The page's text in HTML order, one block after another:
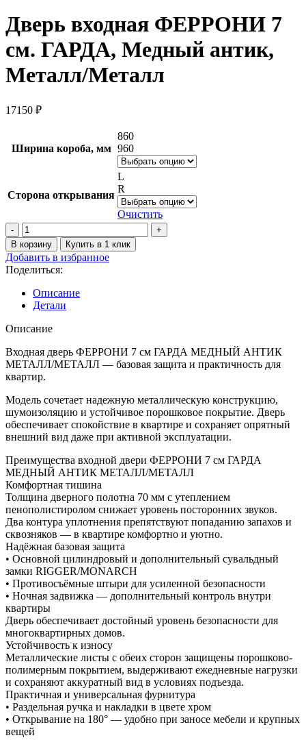
Дверь входная ФЕРРОНИ 7
см. ГАРДА, Медный антик,
Металл/Металл
17150 ₽
Ширина короба, мм
860
960
Сторона открывания
L
R
Очистить
Количество
товара
Дверь
входная
ФЕРРОНИ
7
см.
ГАРДА,
Медный
Металл/
Металл
В корзину Купить в 1 клик
Добавить в избранное
Поделиться:
Описание
Детали
Описание
Входная дверь ФЕРРОНИ 7 см ГАРДА МЕДНЫЙ АНТИК
МЕТАЛЛ/МЕТАЛЛ — базовая защита и практичность для
квартир.
Модель сочетает надежную металлическую конструкцию,
шумоизоляцию и устойчивое порошковое покрытие. Дверь
обеспечивает спокойствие в квартире и сохраняет опрятный
внешний вид даже при активной эксплуатации.
Преимущества входной двери ФЕРРОНИ 7 см ГАРДА
МЕДНЫЙ АНТИК МЕТАЛЛ/МЕТАЛЛ
Комфортная тишина
Толщина дверного полотна 70 мм с утеплением
пенополистиролом снижает уровень посторонних звуков.
Два контура уплотнения препятствуют попаданию запахов и
сквозняков — в квартире комфортно и уютно.
Надёжная базовая защита
• Основной цилиндровый и дополнительный сувальдный
замки RIGGER/MONARCH
• Противосъёмные штыри для усиленной безопасности
• Ночная задвижка — дополнительный контроль внутри
квартиры
Дверь обеспечивает достойный уровень безопасности для
многоквартирных домов.
Устойчивость к износу
Металлические листы с обеих сторон защищены порошково-
полимерным покрытием, выдерживают ежедневные нагрузки
и сохраняют аккуратный вид в условиях подъезда.
Практичная и универсальная фурнитура
• Раздельная ручка и накладки в цвете хром
• Открывание на 180° — удобно при заносе мебели и крупных
вещей